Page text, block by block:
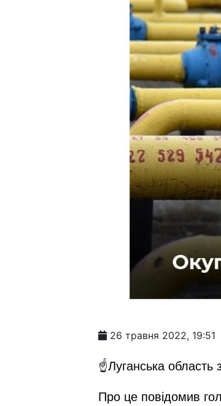
26 травня 2022, 19:51
☝️Луганська область
Про це повідомив